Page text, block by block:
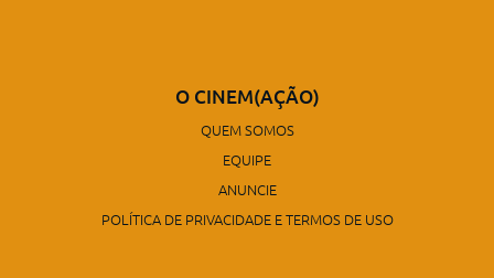
O CINEM(AÇÃO)
QUEM SOMOS
EQUIPE
ANUNCIE
POLÍTICA DE PRIVACIDADE E TERMOS DE USO